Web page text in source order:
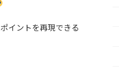
イントを再現できる